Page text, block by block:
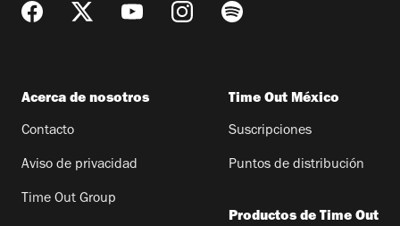
Acerca de nosotros
Contacto
Aviso de privacidad
Time Out Group
Time Out México
Suscripciones
Puntos de distribución
Productos de Time Out